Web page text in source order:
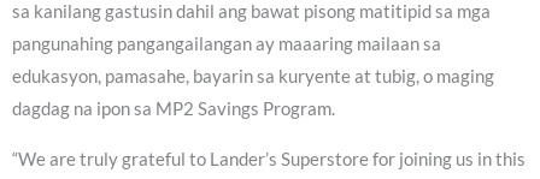
sa kanilang gastusin dahil ang bawat pisong matitipid sa mga
pangunahing pangangailangan ay maaaring mailaan sa
edukasyon, pamasahe, bayarin sa kuryente at tubig, o maging
dagdag na ipon sa MP2 Savings Program.
“We are truly grateful to Lander’s Superstore for joining us in this